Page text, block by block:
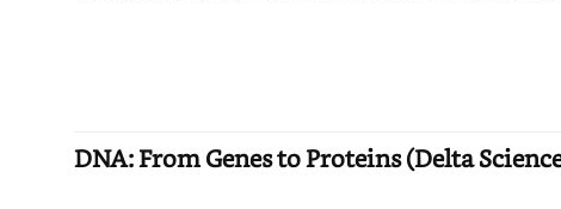
DNA: From Genes to Proteins (Delta